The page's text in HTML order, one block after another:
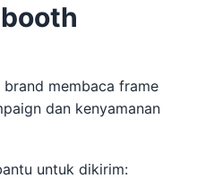
membaca frame
dan kenyamanan
untuk dikirim: